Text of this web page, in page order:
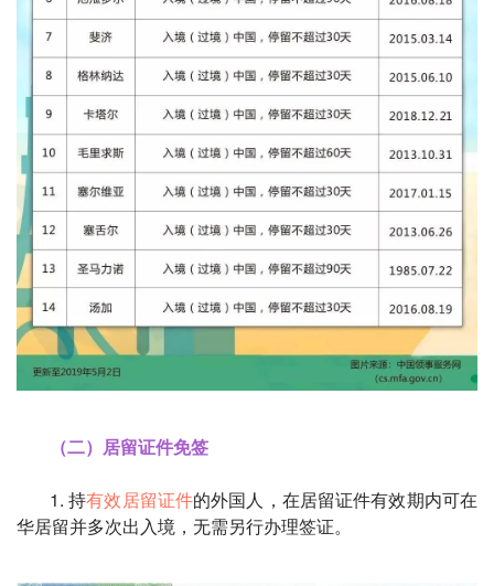
（二）居留证件免签
1. 持有效居留证件的外国人，在居留证件有效期内可在
华居留并多次出入境，无需另行办理签证。